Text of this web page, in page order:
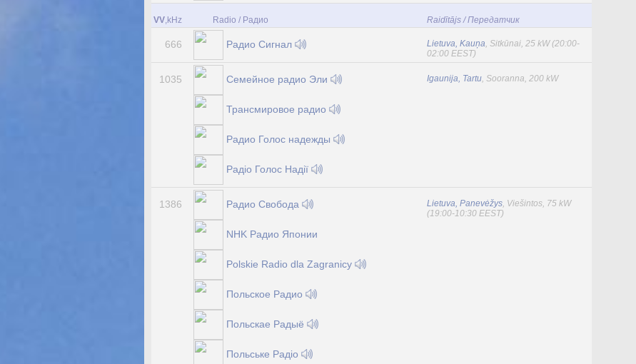
VV,kHz Radio / Радио Raidītājs / Передатчик
666 Радио Сигнал Lietuva, Kauņa, Sitkūnai, 25 kW (20:00-
02:00 EEST)
1035 Семейное радио Эли
Трансмировое радио
Радио Голос надежды
Радіо Голос Надії
Igaunija, Tartu, Sooranna, 200 kW
1386 Радио Свобода
NHK Радио Японии
Polskie Radio dla Zagranicy
Польское Радио
Польскае Радыё
Польське Радіо
Lietuva, Panevėžys, Viešintos, 75 kW
(19:00-10:30 EEST)